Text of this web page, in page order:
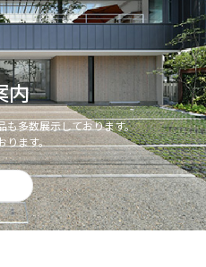
内
も多数展示しております。
ります。